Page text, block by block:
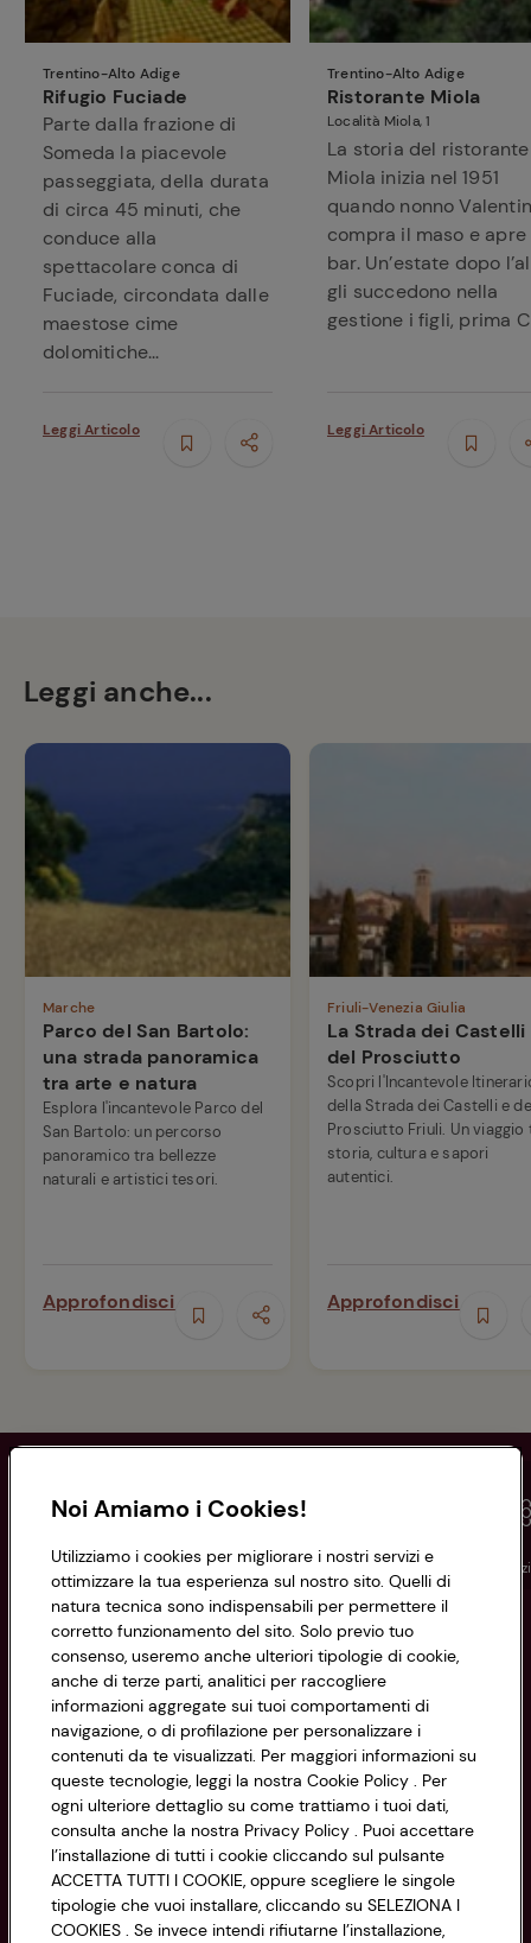
Trentino-Alto Adige
Rifugio Fuciade
Parte dalla frazione di
Someda la piacevole
passeggiata, della durata
di circa 45 minuti, che
conduce alla
spettacolare conca di
Fuciade, circondata dalle
maestose cime
dolomitiche...
Leggi Articolo
Trentino-Alto Adige
Ristorante Miola
Località Miola, 1
La storia del ristorante
Miola inizia nel 1951
quando nonno
compra il maso e apre
bar. Un’estate dopo
gli succedono nella
gestione i figli, prima
Leggi Articolo
Leggi anche...
Marche
Parco del San Bartolo:
una strada panoramica
tra arte e natura
Esplora l'incantevole Parco del
San Bartolo: un percorso
panoramico tra bellezze
naturali e artistici tesori.
Approfondisci
Friuli-Venezia Giulia
La Strada dei Castelli
del Prosciutto
Scopri l'Incantevole
della Strada dei Castelli e
Prosciutto Friuli. Un viaggio
storia, cultura e sapori
autentici.
Approfondisci
Conad Spesa online Assicurazioni Viaggi
Informazioni
Privacy Policy
Cookie Policy
Impostazioni Cookie
Accessibilità
CONAD SOCIETÀ COOPERATIVA
Via Michelino, 59 | 40127 BOLOGNA
Codice Fiscale e Registro Imprese
di Bologna 00865960157
PARTITA IVA 03320960374
Noi Amiamo i Cookies!
Utilizziamo i cookies per migliorare i nostri servizi e
ottimizzare la tua esperienza sul nostro sito. Quelli di
natura tecnica sono indispensabili per permettere il
corretto funzionamento del sito. Solo previo tuo
consenso, useremo anche ulteriori tipologie di cookie,
anche di terze parti, analitici per raccogliere
informazioni aggregate sui tuoi comportamenti di
navigazione, o di profilazione per personalizzare i
contenuti da te visualizzati. Per maggiori informazioni su
queste tecnologie, leggi la nostra Cookie Policy . Per
ogni ulteriore dettaglio su come trattiamo i tuoi dati,
consulta anche la nostra Privacy Policy . Puoi accettare
l’installazione di tutti i cookie cliccando sul pulsante
ACCETTA TUTTI I COOKIE, oppure scegliere le singole
tipologie che vuoi installare, cliccando su SELEZIONA I
COOKIES . Se invece intendi rifiutarne l’installazione,